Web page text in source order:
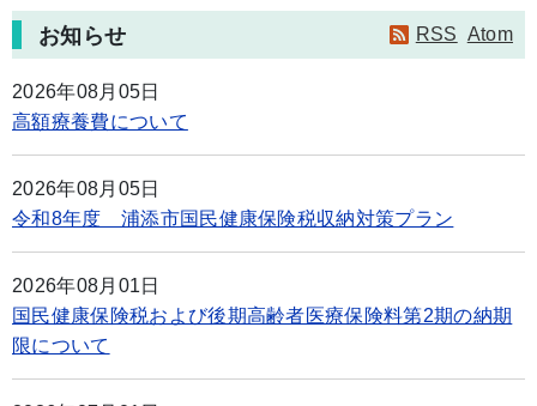
お知らせ RSS Atom
2026年08月05日
高額療養費について
2026年08月05日
令和8年度 浦添市国民健康保険税収納対策プラン
2026年08月01日
国民健康保険税および後期高齢者医療保険料第2期の納期
限について